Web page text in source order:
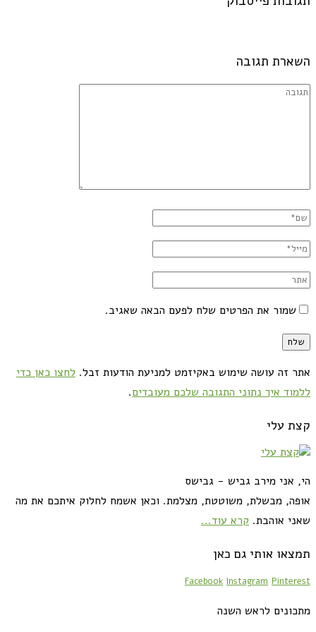
השארת תגובה
שמור את הפרטים שלח לפעם הבאה שאגיב.
אתר זה עושה שימוש באקיזמט למניעת הודעות זבל. לחצו כאן כדי
ללמוד איך נתוני התגובה שלכם מעובדים.
קצת עלי
הי, אני מירב גביש - גבישס
אופה, מבשלת, משוטטת, מצלמת. וכאן אשמח לחלוק איתכם את מה
שאני אוהבת. קרא עוד...
תמצאו אותי גם כאן
Facebook Instagram Pinterest
מתכונים לראש השנה